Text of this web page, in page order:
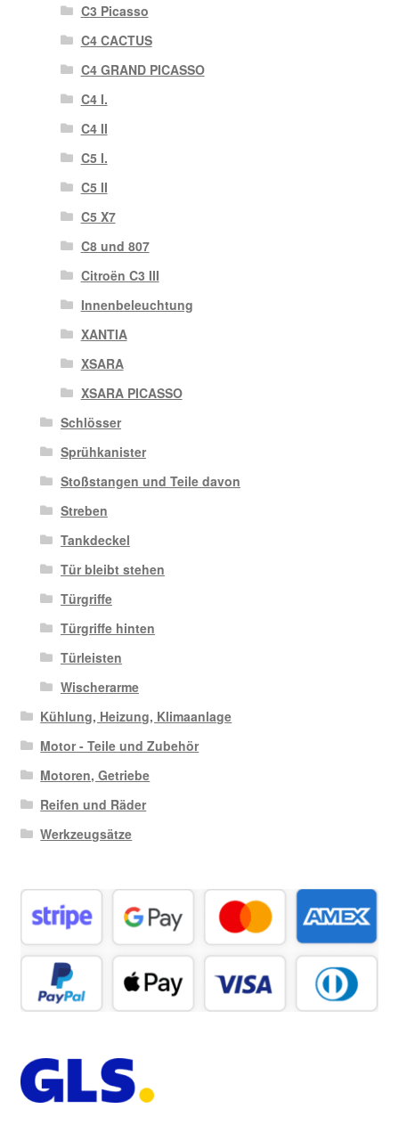
C3 Picasso
C4 CACTUS
C4 GRAND PICASSO
C4 I.
C4 II
C5 I.
C5 II
C5 X7
C8 und 807
Citroën C3 III
Innenbeleuchtung
XANTIA
XSARA
XSARA PICASSO
Schlösser
Sprühkanister
Stoßstangen und Teile davon
Streben
Tankdeckel
Tür bleibt stehen
Türgriffe
Türgriffe hinten
Türleisten
Wischerarme
Kühlung, Heizung, Klimaanlage
Motor - Teile und Zubehör
Motoren, Getriebe
Reifen und Räder
Werkzeugsätze